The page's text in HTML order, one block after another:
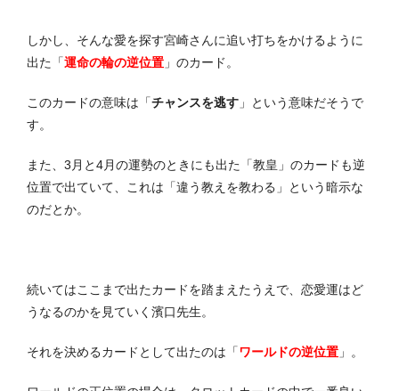
しかし、そんな愛を探す宮崎さんに追い打ちをかけるように
出た「運命の輪の逆位置 」のカード。
このカードの意味は「チャンスを逃す 」という意味だそうで
す。
また、3月と4月の運勢のときにも出た「教皇」のカードも逆
位置で出ていて、これは「違う教えを教わる」という暗示な
のだとか。
続いてはここまで出たカードを踏まえたうえで、恋愛運はど
うなるのかを見ていく濱口先生。
それを決めるカードとして出たのは「ワールドの逆位置 」。